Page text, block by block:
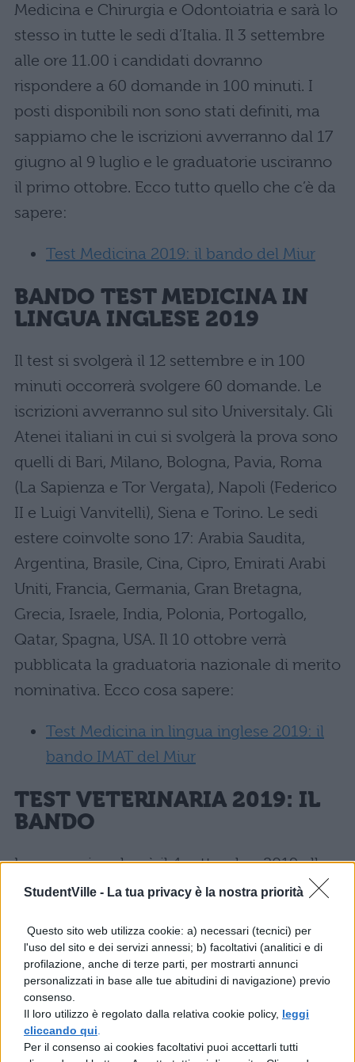
StudentVille - La tua privacy è la nostra priorità
Questo sito web utilizza cookie: a) necessari (tecnici) per
l'uso del sito e dei servizi annessi; b) facoltativi (analitici e di
profilazione, anche di terze parti, per mostrarti annunci
personalizzati in base alle tue abitudini di navigazione) previo
consenso.
Il loro utilizzo è regolato dalla relativa cookie policy, leggi
cliccando qui
Per il consenso ai cookies facoltativi puoi accettarli tutti
Medicina e Chirurgia e Odontoiatria e sarà lo
stesso in tutte le sedi d’Italia. Il 3 settembre
alle ore 11.00 i candidati dovranno
rispondere a 60 domande in 100 minuti. I
posti disponibili non sono stati definiti, ma
sappiamo che le iscrizioni avverranno dal 17
giugno al 9 luglio e le graduatorie usciranno
il primo ottobre. Ecco tutto quello che c’è da
sapere:
Test Medicina 2019: il bando del Miur
BANDO TEST MEDICINA IN
LINGUA INGLESE 2019
Il test si svolgerà il 12 settembre e in 100
minuti occorrerà svolgere 60 domande. Le
iscrizioni avverranno sul sito Universitaly. Gli
Atenei italiani in cui si svolgerà la prova sono
quelli di Bari, Milano, Bologna, Pavia, Roma
(La Sapienza e Tor Vergata), Napoli (Federico
II e Luigi Vanvitelli), Siena e Torino. Le sedi
estere coinvolte sono 17: Arabia Saudita,
Argentina, Brasile, Cina, Cipro, Emirati Arabi
Uniti, Francia, Germania, Gran Bretagna,
Grecia, Israele, India, Polonia, Portogallo,
Qatar, Spagna, USA. Il 10 ottobre verrà
pubblicata la graduatoria nazionale di merito
nominativa. Ecco cosa sapere:
Test Medicina in lingua inglese 2019: il
bando IMAT del Miur
TEST VETERINARIA 2019: IL
BANDO
La prova si svolgerà il 4 settembre 2019 alle
ore 11.00 e anche qui gli studenti dovranno
iscrizioni avverranno dal 17 giugno al 9 luglio
mentre la graduatoria verrà pubblicata l’1
ottobre. Ecco i dettagli:
Test Veterinaria 2019: il bando del Miur